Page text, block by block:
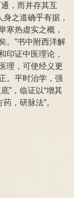
，而并存其互
之道确乎有据，
寒热虚实之概，
。”书中附西洋解
印证中医理论，
理，可使经义更
。平时治学，强
”，临证以“增其
，研脉法”。